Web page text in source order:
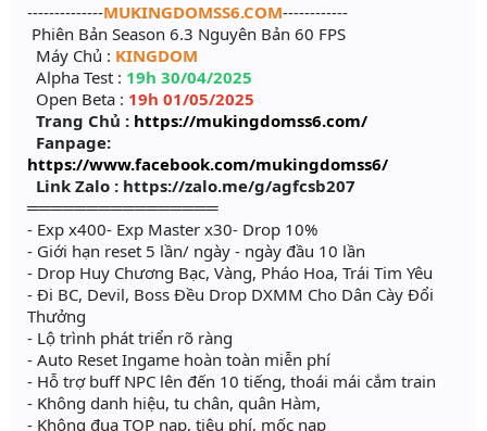
--------------MUKINGDOMSS6.COM------------
Phiên Bản Season 6.3 Nguyên Bản 60 FPS
Máy Chủ : KINGDOM
Alpha Test : 19h 30/04/2025
Open Beta : 19h 01/05/2025
Trang Chủ : https://mukingdomss6.com/
Fanpage:
https://www.facebook.com/mukingdomss6/
Link Zalo : https://zalo.me/g/agfcsb207
════════════════
- Exp x400- Exp Master x30- Drop 10%
- Giới hạn reset 5 lần/ ngày - ngày đầu 10 lần
- Drop Huy Chương Bạc, Vàng, Pháo Hoa, Trái Tim Yêu
- Đi BC, Devil, Boss Đều Drop DXMM Cho Dân Cày Đổi
Thưởng
- Lộ trình phát triển rõ ràng
- Auto Reset Ingame hoàn toàn miễn phí
- Hỗ trợ buff NPC lên đến 10 tiếng, thoái mái cắm train
- Không danh hiệu, tu chân, quân Hàm,
- Không đua TOP nạp, tiêu phí, mốc nạp